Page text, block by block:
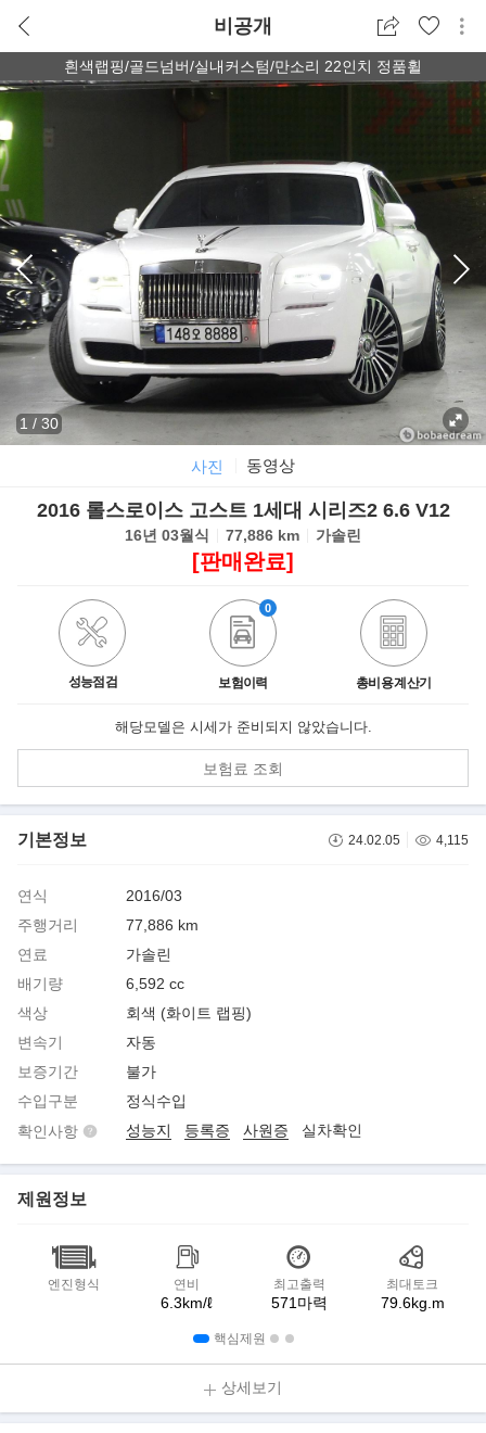
비공개
흰색랩핑/골드넘버/실내커스텀/만소리 22인치 정품휠
1 / 30
사진 동영상
2016 롤스로이스 고스트 1세대 시리즈2 6.6 V12
16년 03월식 77,886 km 가솔린
[판매완료]
성능점검 보험이력
0
총비용 계산기
해당모델은 시세가 준비되지 않았습니다.
보험료 조회
기본정보 24.02.05 4,115
연식
2016/03
주행거리
77,886 km
연료
가솔린
배기량
6,592 cc
색상
회색 (화이트 랩핑)
변속기
자동
보증기간
불가
수입구분
정식수입
확인사항
성능지 등록증 사원증 실차확인
제원정보
엔진형식 연비
6.3km/ℓ
최고출력
571마력
최대토크
79.6kg.m
핵심제원
상세보기